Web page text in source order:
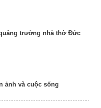
trường nhà thờ Đức
ảnh và cuộc sống